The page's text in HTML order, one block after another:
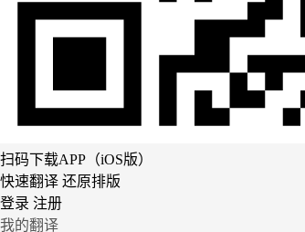
扫码下载APP（iOS版）
快速翻译 还原排版
登录 注册
我的翻译